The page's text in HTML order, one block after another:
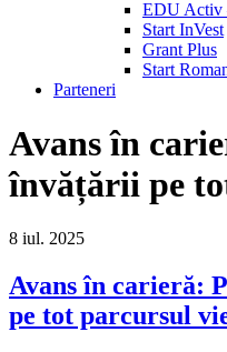
EDU Activ
Start InVest
Grant Plus
Start
Parteneri
Avans în
învățării pe
8 iul. 2025
Avans în carieră:
pe tot parcursul